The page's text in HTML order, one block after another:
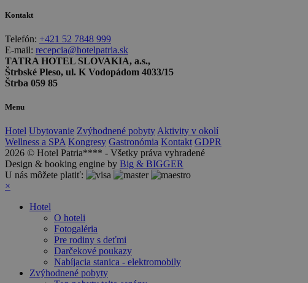
Kontakt
Telefón: +421 52 7848 999
E-mail: recepcia@hotelpatria.sk
TATRA HOTEL SLOVAKIA, a.s.,
Štrbské Pleso, ul. K Vodopádom 4033/15
Štrba 059 85
Menu
Hotel Ubytovanie Zvýhodnené pobyty Aktivity v okolí
Wellness a SPA Kongresy Gastronómia Kontakt GDPR
2026 © Hotel Patria**** - Všetky práva vyhradené
Design & booking engine by Big & BIGGER
U nás môžete platiť:
×
Hotel
O hoteli
Fotogaléria
Pre rodiny s deťmi
Darčekové poukazy
Nabíjacia stanica - elektromobily
Zvýhodnené pobyty